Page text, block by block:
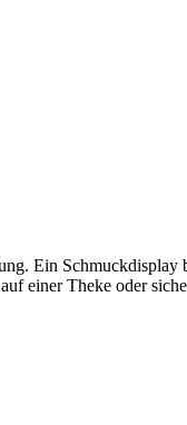
Ein
einer Theke oder